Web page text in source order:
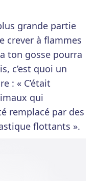
grande partie
crever à flammes
ton gosse pourra
c’est quoi un
: « C’était
qui
remplacé par des
flottants ».